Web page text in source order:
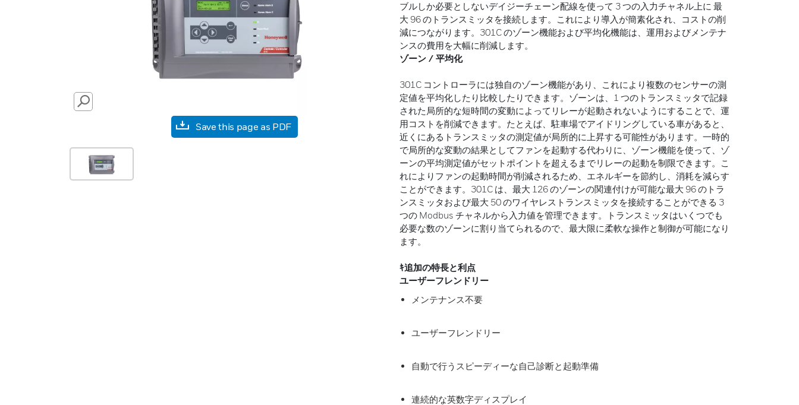
SEARCH
Save this page as PDF
ブルしか必要としないデイジーチェーン配線を使って 3 つの入力チャネル上に 最
大 96 のトランスミッタを接続します。これにより導入が簡素化され、コストの削
減につながります。301C のゾーン機能および平均化機能は、運用およびメンテナ
ンスの費用を大幅に削減します。
ゾーン / 平均化
301C コントローラには独自のゾーン機能があり、これにより複数のセンサーの測
定値を平均化したり比較したりできます。ゾーンは、1 つのトランスミッタで記録
された局所的な短時間の変動によってリレーが起動されないようにすることで、運
用コストを削減できます。たとえば、駐車場でアイドリングしている車があると、
近くにあるトランスミッタの測定値が局所的に上昇する可能性があります。一時的
で局所的な変動の結果としてファンを起動する代わりに、ゾーン機能を使って、ゾ
ーンの平均測定値がセットポイントを超えるまでリレーの起動を制限できます。こ
れによりファンの起動時間が削減されるため、エネルギーを節約し、消耗を減らす
ことができます。301C は、最大 126 のゾーンの関連付けが可能な最大 96 のトラ
ンスミッタおよび最大 50 のワイヤレストランスミッタを接続することができる 3
つの Modbus チャネルから入力値を管理できます。トランスミッタはいくつでも
必要な数のゾーンに割り当てられるので、最大限に柔軟な操作と制御が可能になり
ます。
ｷ追加の特長と利点
ユーザーフレンドリー
メンテナンス不要
ユーザーフレンドリー
自動で行うスピーディーな自己診断と起動準備
連続的な英数字ディスプレイ